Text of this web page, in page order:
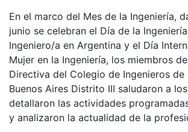
En el marco del Mes de la Ingeniería,
junio se celebran el Día de la
Ingeniero/a en Argentina y el Día
Mujer en la Ingeniería, los miembros
Directiva del Colegio de Ingenieros de
Buenos Aires Distrito III saludaron a
detallaron las actividades
y analizaron la actualidad de la